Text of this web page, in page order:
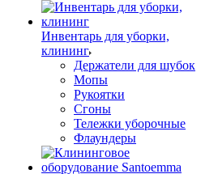
Инвентарь для уборки,
клининг
Держатели для шубок
Мопы
Рукоятки
Сгоны
Тележки уборочные
Флаундеры